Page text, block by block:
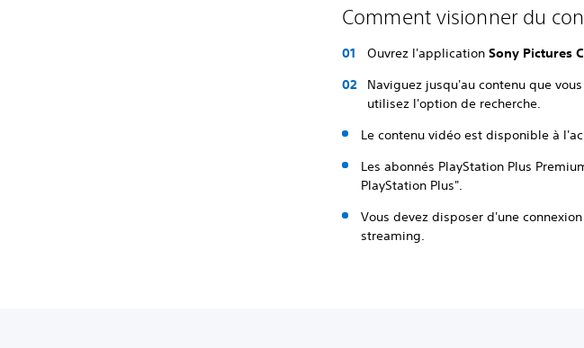
Comment visionner du
Ouvrez l'applicationSony Pictures
Naviguez jusqu'au contenu que
utilisez l'option de recherche.
Le contenu vidéo est disponible à
Les abonnés PlayStation Plus
PlayStation Plus".
Vous devez disposer d'une
streaming.